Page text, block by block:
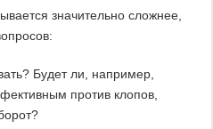
значительно сложнее,
Будет ли, например,
против клопов,